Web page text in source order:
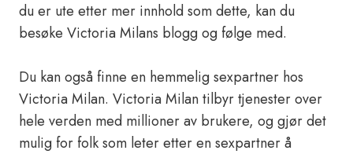
du er ute etter mer innhold som dette, kan du
besøke Victoria Milans blogg og følge med.
Du kan også finne en hemmelig sexpartner hos
Victoria Milan. Victoria Milan tilbyr tjenester over
hele verden med millioner av brukere, og gjør det
mulig for folk som leter etter en sexpartner å